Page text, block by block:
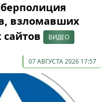
взломавших
ВИДЕО
07 АВГУСТА 2026 17:57